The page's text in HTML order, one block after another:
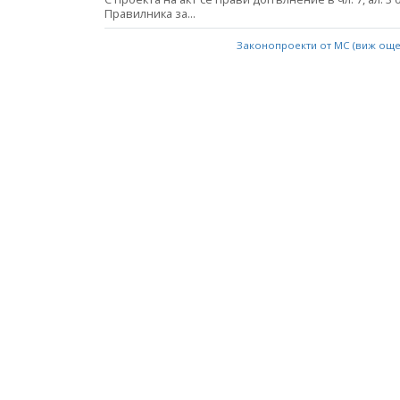
Правилника за...
Законопроекти от МС (виж